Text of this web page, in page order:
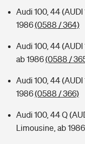
Audi 100, 44
1986(0588 / 364)
Audi 100, 44
ab 1986(0588 /
Audi 100, 44
1986(0588 / 366)
Audi 100, 44 Q
Limousine, ab 1986